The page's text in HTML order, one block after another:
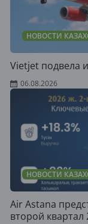
НОВОСТИ
Vietjet подвела
06.08.2026
НОВОСТИ
Air Astana
второй квартал